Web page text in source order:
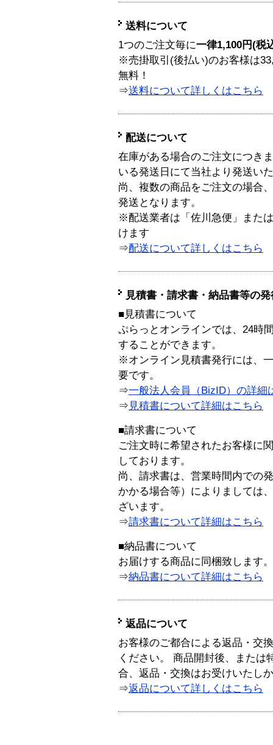
送料について
1つのご注文毎に一律1,100円(税
※売掛取引(後払い)のお客様は
無料！
⇒送料について詳しくはこちら
配送について
在庫がある場合のご注文につき
いる発送日にて当社より発送い
尚、複数の商品をご注文の場合
発送となります。
※配送業者は「佐川急便」また
けます
⇒配送について詳しくはこちら
見積書・請求書・納品書等の
■見積書について
ぷらっとオンラインでは、24時
することができます。
※オンライン見積書発行には、
要です。
⇒一般法人会員（BizID）の詳細
⇒ 見積書について詳細はこちら
■請求書について
ご注文時に希望されたお客様に
しております。
尚、請求書は、営業時間内での
かかる場合等）によりましては
ざいます。
⇒請求書について詳細はこちら
■納品書について
お届けする商品に同梱致します。
⇒納品書について詳細はこちら
返品について
お客様のご都合による返品・交
ください。 商品開封後、または
合、返品・交換はお受けいたし
⇒返品について詳しくはこちら